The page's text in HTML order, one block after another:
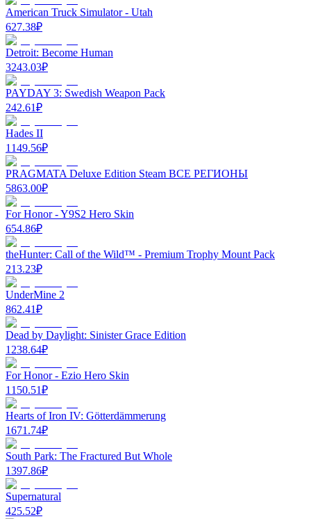
American Truck Simulator - Utah
627.38₽
Detroit: Become Human
3243.03₽
PAYDAY 3: Swedish Weapon Pack
242.61₽
Hades II
1149.56₽
PRAGMATA Deluxe Edition Steam ВСЕ РЕГИОНЫ
5863.00₽
For Honor - Y9S2 Hero Skin
654.86₽
theHunter: Call of the Wild™ - Premium Trophy Mount Pack
213.23₽
UnderMine 2
862.41₽
Dead by Daylight: Sinister Grace Edition
1238.64₽
For Honor - Ezio Hero Skin
1150.51₽
Hearts of Iron IV: Götterdämmerung
1671.74₽
South Park: The Fractured But Whole
1397.86₽
Supernatural
425.52₽